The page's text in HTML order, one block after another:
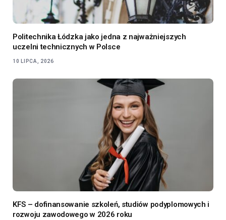
Politechnika Łódzka jako jedna z najważniejszych
uczelni technicznych w Polsce
10 LIPCA, 2026
KFS – dofinansowanie szkoleń, studiów podyplomowych i
rozwoju zawodowego w 2026 roku